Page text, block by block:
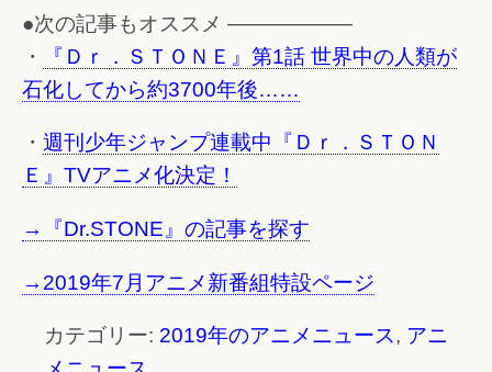
●次の記事もオススメ ——————
・
『Ｄｒ．ＳＴＯＮＥ』第1話 世界中の人類が
石化してから約3700年後……
・ 週刊少年ジャンプ連載中『Ｄｒ．ＳＴＯＮ
Ｅ』TVアニメ化決定！
→『Dr.STONE』の記事を探す
→2019年7月アニメ新番組特設ページ
カテゴリー: 2019年のアニメニュース, アニ